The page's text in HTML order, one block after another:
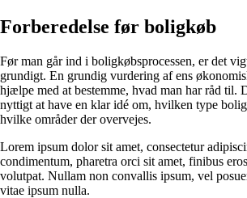
Forberedelse før boligkøb
Før man går ind i boligkøbsprocessen, er det
grundigt. En grundig vurdering af ens
hjælpe med at bestemme, hvad man har råd til.
nyttigt at have en klar idé om, hvilken type
hvilke områder der overvejes.
Lorem ipsum dolor sit amet, consectetur
condimentum, pharetra orci sit amet, finibus
volutpat. Nullam non convallis ipsum, vel
vitae ipsum nulla.